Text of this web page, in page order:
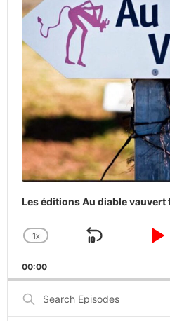
Les éditions Au diable vauvert
CHANGE
RATE
1X
SKIP
00:00
Search
Episodes